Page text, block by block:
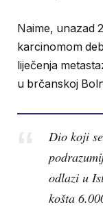
Naime, unazad
karcinomom
liječenja
u brčanskoj
Dio koji
odlazi u
košta